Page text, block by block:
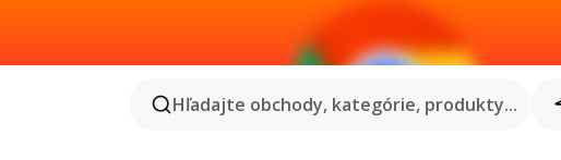
Hľadajte obchody, kategórie, produkty...